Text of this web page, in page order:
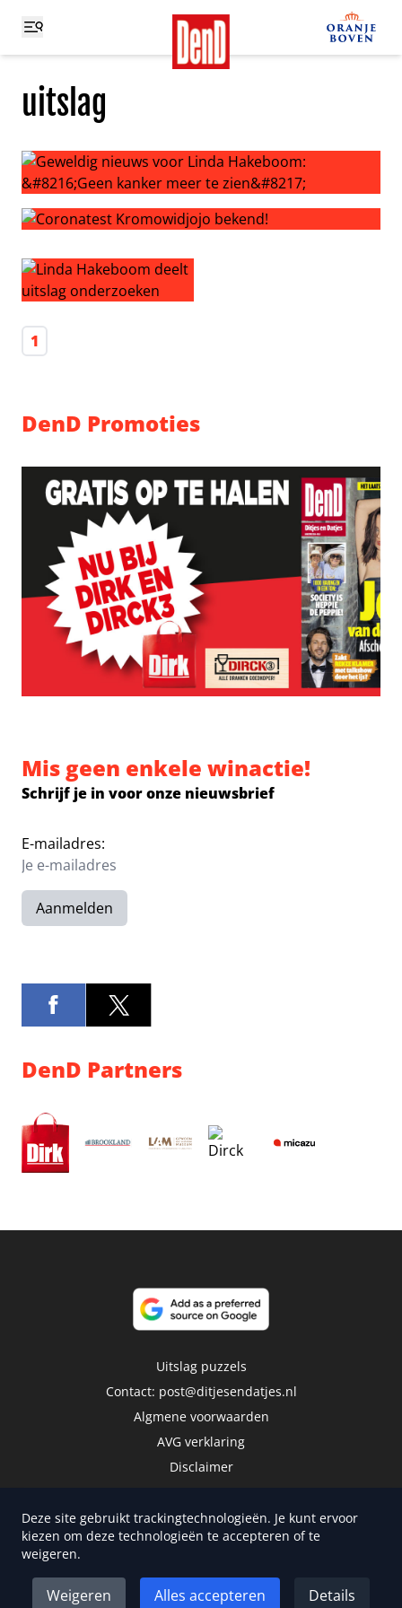
uitslag
Geweldig nieuws voor Linda Hakeboom: ‘Geen kanker
1
DenD Promoties
Mis geen enkele winactie!
Schrijf je in voor onze nieuwsbrief
E-mailadres:
Aanmelden
DenD Partners
Uitslag puzzels
Contact: post@ditjesendatjes.nl
Algmene voorwaarden
AVG verklaring
Disclaimer
Deze site gebruikt trackingtechnologieën. Je kunt ervoor
kiezen om deze technologieën te accepteren of te
weigeren.
Weigeren Alles accepteren Details